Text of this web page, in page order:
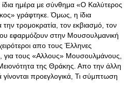
ημέρα με σύνθημα «Ο Καλύτερος
γράφτηκε. Όμως, η ίδια
τρομοκρατία, τον εκβιασμό, τον
εφαρμόζουν στην Μουσουλμανική
χειρότεροι απο τους Έλληνες
για τους «Αλλους» Μουσουλμάνους,
της Θράκης. Απο την άλλη
προεγλογικά, Τι σύμπτωση